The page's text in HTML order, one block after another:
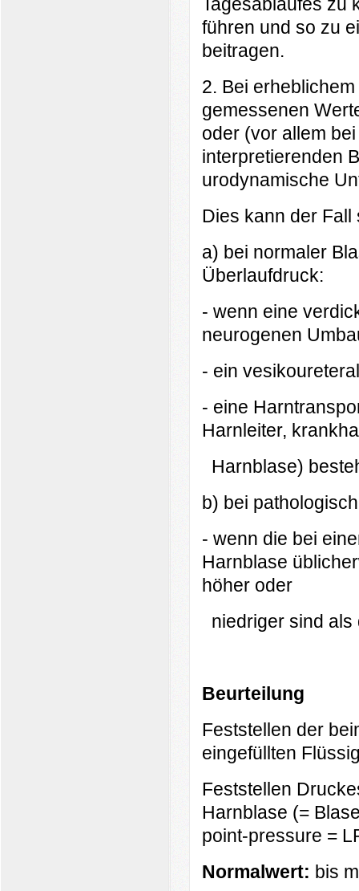
Tagesablaufes zu
führen und so zu
beitragen.
2. Bei
gemessenen
oder (vor allem
interpretierenden
urodynamische
Dies kann der Fall
a) bei normaler
Überlaufdruck:
- wenn eine
neurogenen
- ein
- eine
Harnleiter,
Harnblase)
b) bei
- wenn die bei
Harnblase
höher oder
niedriger sind als
Beurteilung
Feststellen der
eingefüllten
Feststellen
Harnblase (=
point-pressure =
Normalwert: bis